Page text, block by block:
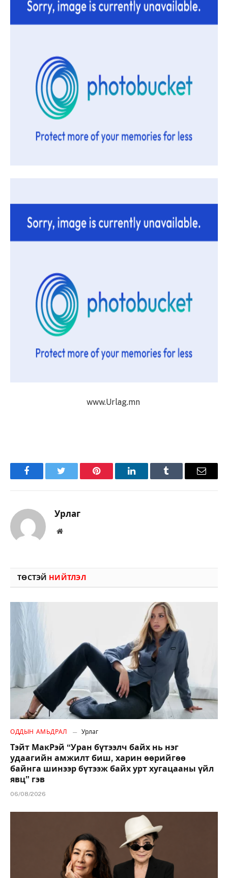
www.Urlag.mn
FacebookTwitter Pinterest LinkedInTumblr Имэйл
Урлаг
Вэбсайт
ТӨСТЭЙ НИЙТЛЭЛ
ОДДЫН АМЬДРАЛ Урлаг
Тэйт МакРэй “Уран бүтээлч байх нь нэг
удаагийн амжилт биш, харин өөрийгөө
байнга шинээр бүтээж байх урт хугацааны үйл
явц” гэв
06/08/2026